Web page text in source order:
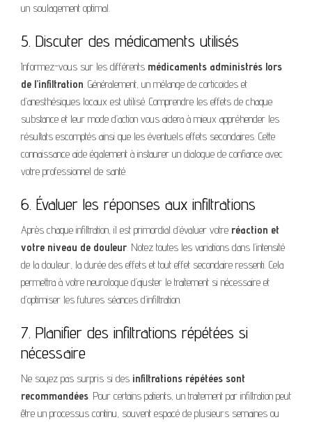
un soulagement optimal.
5. Discuter des médicaments utilisés
Informez-vous sur les différents médicaments administrés lors
de l’infiltration. Généralement, un mélange de corticoïdes et
d’anesthésiques locaux est utilisé. Comprendre les effets de chaque
substance et leur mode d’action vous aidera à mieux appréhender les
résultats escomptés ainsi que les éventuels effets secondaires. Cette
connaissance aide également à instaurer un dialogue de confiance avec
votre professionnel de santé.
6. Évaluer les réponses aux infiltrations
Après chaque infiltration, il est primordial d’évaluer votre réaction et
votre niveau de douleur. Notez toutes les variations dans l’intensité
de la douleur, la durée des effets et tout effet secondaire ressenti. Cela
permettra à votre neurologue d’ajuster le traitement si nécessaire et
d’optimiser les futures séances d’infiltration.
7. Planifier des infiltrations répétées si
nécessaire
Ne soyez pas surpris si des infiltrations répétées sont
recommandées. Pour certains patients, un traitement par infiltration peut
être un processus continu, souvent espacé de plusieurs semaines ou